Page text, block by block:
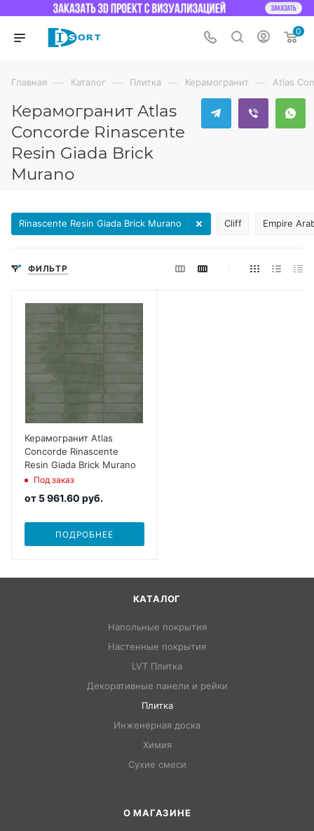
0
Главная — Каталог — Плитка — Керамогранит — Atlas
Керамогранит Atlas
Concorde Rinascente
Resin Giada Brick
Murano
Cliff Empire
Rinascente Resin Giada Brick Murano
ФИЛЬТР
Керамогранит Atlas
Concorde Rinascente
Resin Giada Brick Murano
Под заказ
от 5 961.60 руб.
ПОДРОБНЕЕ
КАТАЛОГ
Напольные покрытия
Настенные покрытия
LVT Плитка
Декоративные панели и рейки
Плитка
Инженерная доска
Химия
Сухие смеси
О МАГАЗИНЕ